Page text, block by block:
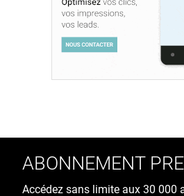
ABONNEMENT
Accédez sans limite aux 30 000